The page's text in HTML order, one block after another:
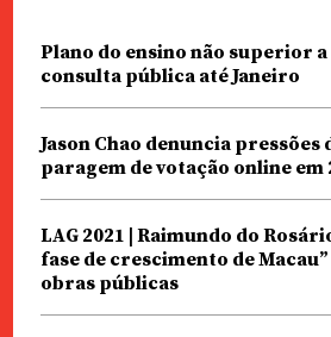
Plano do ensino não superior a
consulta pública até Janeiro
Jason Chao denuncia pressões
paragem de votação online em
LAG 2021 | Raimundo do
fase de crescimento de
obras públicas